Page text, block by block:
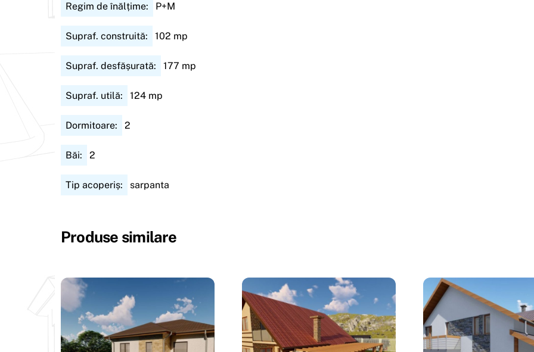
Regim de înălțime: P+M
Supraf. construită: 102 mp
Supraf. desfășurată: 177 mp
Supraf. utilă: 124 mp
Dormitoare: 2
Băi: 2
Tip acoperiș: sarpanta
Produse similare